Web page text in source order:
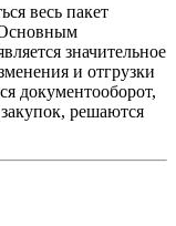
весь пакет
значительное
и отгрузки
документооборот,
решаются